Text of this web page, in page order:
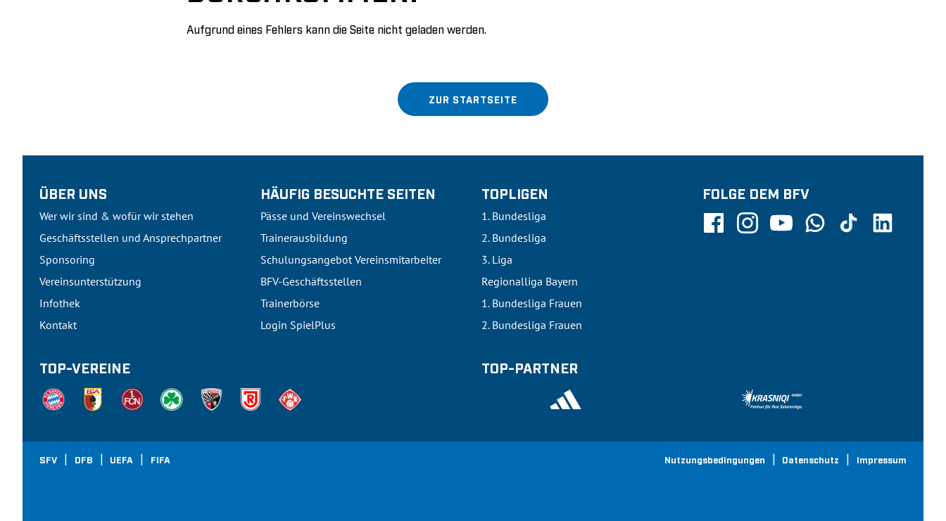
Aufgrund eines Fehlers kann die Seite nicht geladen werden.
ZUR STARTSEITE
ÜBER UNS
Wer wir sind & wofür wir stehen
Geschäftsstellen und Ansprechpartner
Sponsoring
Vereinsunterstützung
Infothek
Kontakt
HÄUFIG BESUCHTE SEITEN
Pässe und Vereinswechsel
Trainerausbildung
Schulungsangebot Vereinsmitarbeiter
BFV-Geschäftsstellen
Trainerbörse
Login SpielPlus
TOPLIGEN
1. Bundesliga
2. Bundesliga
3. Liga
Regionalliga Bayern
1. Bundesliga Frauen
2. Bundesliga Frauen
FOLGE DEM BFV
TOP-VEREINE TOP-PARTNER
SFV DFB UEFA FIFA Nutzungsbedingungen Datenschutz Impressum